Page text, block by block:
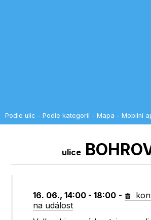
Podle ulic - Podle kategorií - Mapa - Mobilní
ulice
16. 06., 14:00 - 18:00 -
na událost